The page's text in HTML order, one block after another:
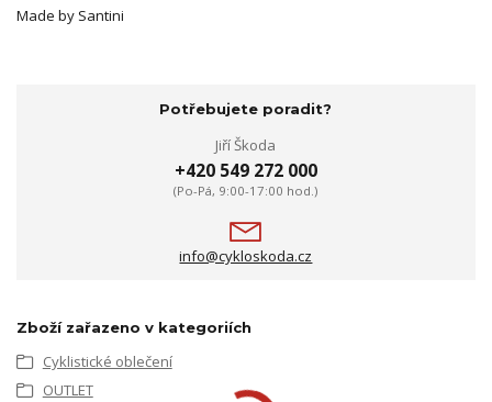
Made by Santini
Potřebujete poradit?
Jiří Škoda
+420 549 272 000
(Po-Pá, 9:00-17:00 hod.)
info@cykloskoda.cz
Zboží zařazeno v kategoriích
Cyklistické oblečení
OUTLET